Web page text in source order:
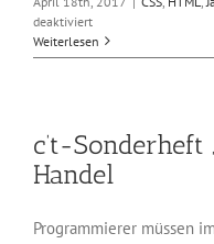
deaktiviertfür
Firefox
Aurora
Weiterlesen
c’t-Sonderheft
Handel
Programmierer müssen